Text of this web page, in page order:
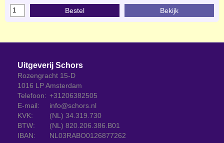
Bestel Bekijk
Uitgeverij Schors
Rozengracht 15-D
1016 LP Amsterdam
Telefoon: +31206382505
E-mail:
info@schors.nl
KVK:
(NL) 34.319.730
BTW:
(NL) 820.206.386.B01
IBAN:
NL03RABO0126877262